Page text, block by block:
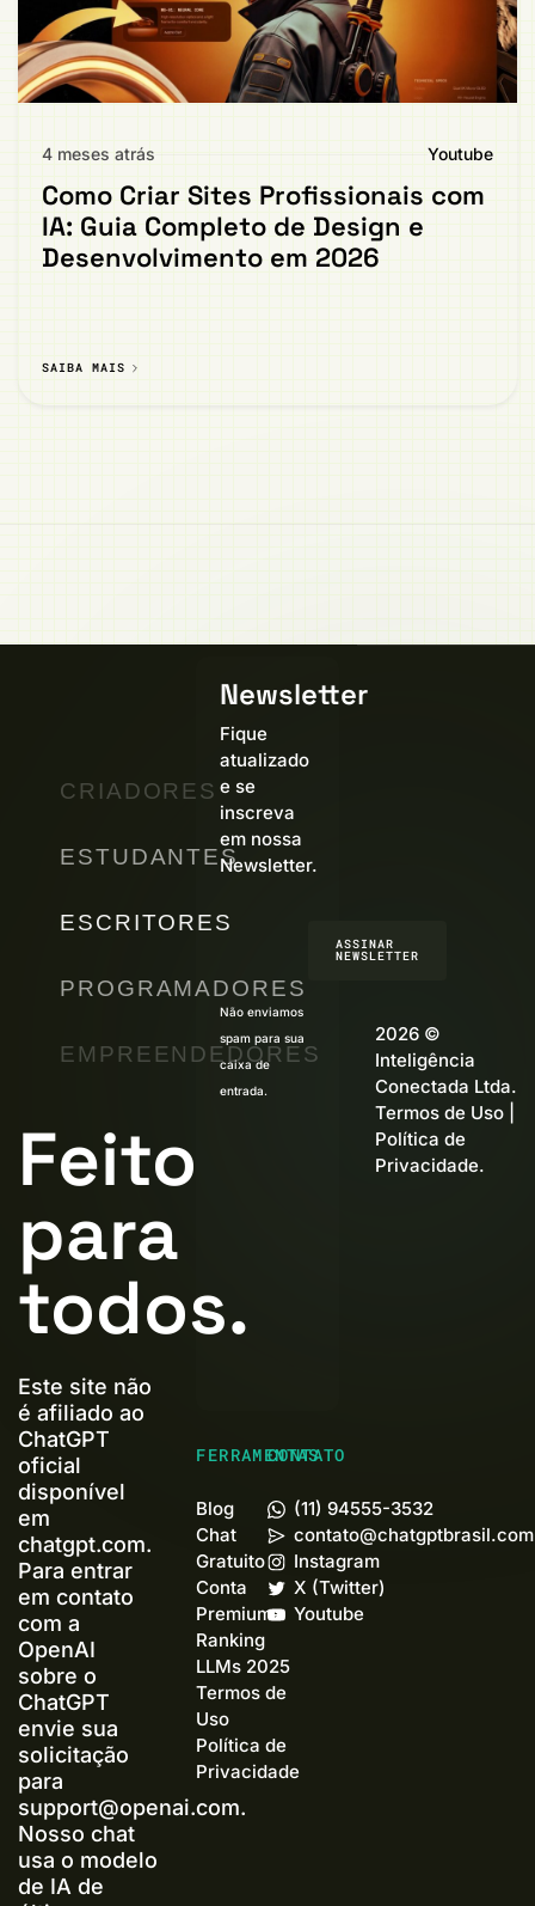
4 meses atrás Youtube
Como Criar Sites Profissionais com
IA: Guia Completo de Design e
Desenvolvimento em 2026
SAIBA MAIS
Feito
para
todos.
Este site não
é afiliado ao
ChatGPT
oficial
disponível
em
chatgpt.com.
Para entrar
em contato
com a
OpenAI
sobre o
ChatGPT
envie sua
solicitação
para
support@openai.com.
Nosso chat
usa o modelo
de IA de
CRIADORES
ESTUDANTES
ESCRITORES
PROGRAMADORES
EMPREENDEDORES
Newsletter
Fique
atualizado
e se
inscreva
em nossa
Newsletter.
ASSINAR
NEWSLETTER
Não enviamos
spam para sua
caixa de
entrada.
FERRAMENTAS
Blog
Chat
Gratuito
Conta
Premium+
Ranking
LLMs 2025
Termos de
Uso
Política de
Privacidade
CONTATO
(11) 94555-3532
Instagram
X (Twitter)
Youtube
2026 ©
Inteligência
Conectada Ltda.
Termos de Uso|
Política de
Privacidade.